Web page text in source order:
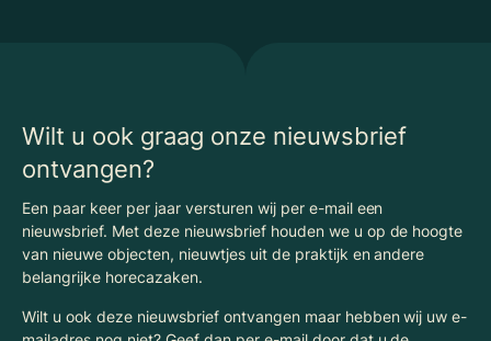
Wilt u ook graag onze nieuwsbrief
ontvangen?
Een paar keer per jaar versturen wij per e-mail een
nieuwsbrief. Met deze nieuwsbrief houden we u op de hoogte
van nieuwe objecten, nieuwtjes uit de praktijk en andere
belangrijke horecazaken.
Wilt u ook deze nieuwsbrief ontvangen maar hebben wij uw e-